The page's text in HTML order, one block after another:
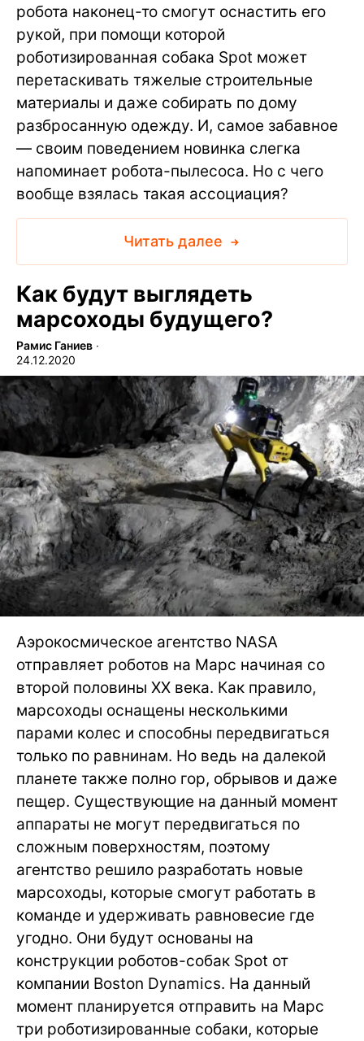
робота наконец-то смогут оснастить его
рукой, при помощи которой
роботизированная собака Spot может
перетаскивать тяжелые строительные
материалы и даже собирать по дому
разбросанную одежду. И, самое забавное
— своим поведением новинка слегка
напоминает робота-пылесоса. Но с чего
вообще взялась такая ассоциация?
Читать далее
Как будут выглядеть
марсоходы будущего?
Рамис Ганиев ∙
24.12.2020
Аэрокосмическое агентство NASA
отправляет роботов на Марс начиная со
второй половины XX века. Как правило,
марсоходы оснащены несколькими
парами колес и способны передвигаться
только по равнинам. Но ведь на далекой
планете также полно гор, обрывов и даже
пещер. Существующие на данный момент
аппараты не могут передвигаться по
сложным поверхностям, поэтому
агентство решило разработать новые
марсоходы, которые смогут работать в
команде и удерживать равновесие где
угодно. Они будут основаны на
конструкции роботов-собак Spot от
компании Boston Dynamics. На данный
момент планируется отправить на Марс
три роботизированные собаки, которые